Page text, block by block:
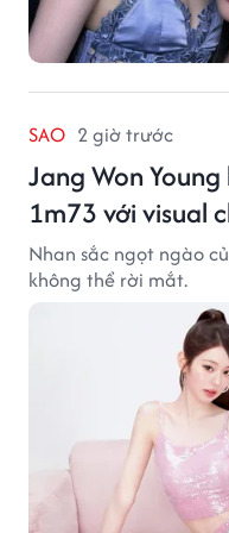
SAO 2 giờ trước
Jang Won
1m73 với visual
Nhan sắc ngọt ngào
không thể rời mắt.